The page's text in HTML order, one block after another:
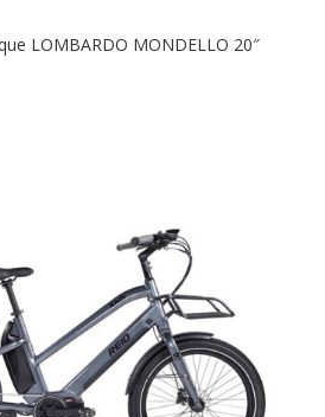
LOMBARDO MONDELLO 20″